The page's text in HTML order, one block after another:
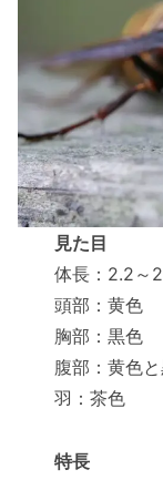
見た目
体長：2.2～
頭部：黄色
胸部：黒色
腹部：黄色
羽：茶色
特長